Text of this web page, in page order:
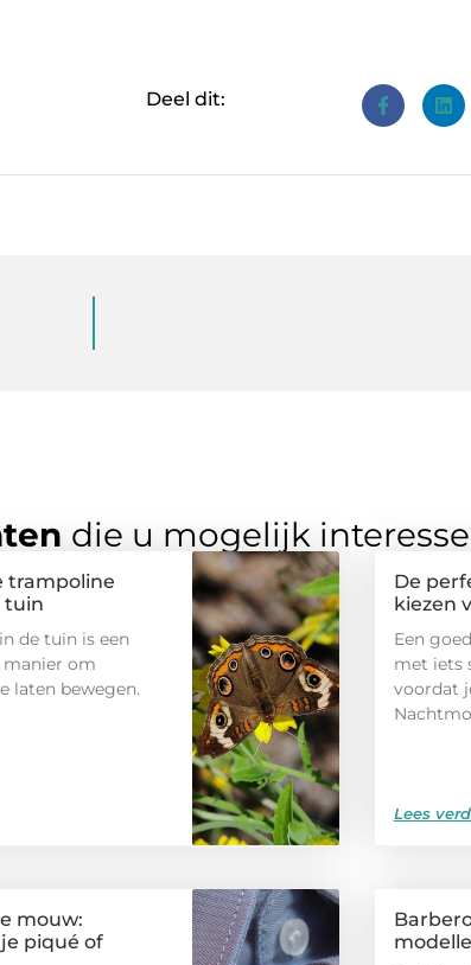
Deel dit:
die u mogelijk
trampoline
tuin
de tuin is een
om
laten bewegen.
De
kiezen
Een
met iets
voordat
Lees
mouw:
piqué of